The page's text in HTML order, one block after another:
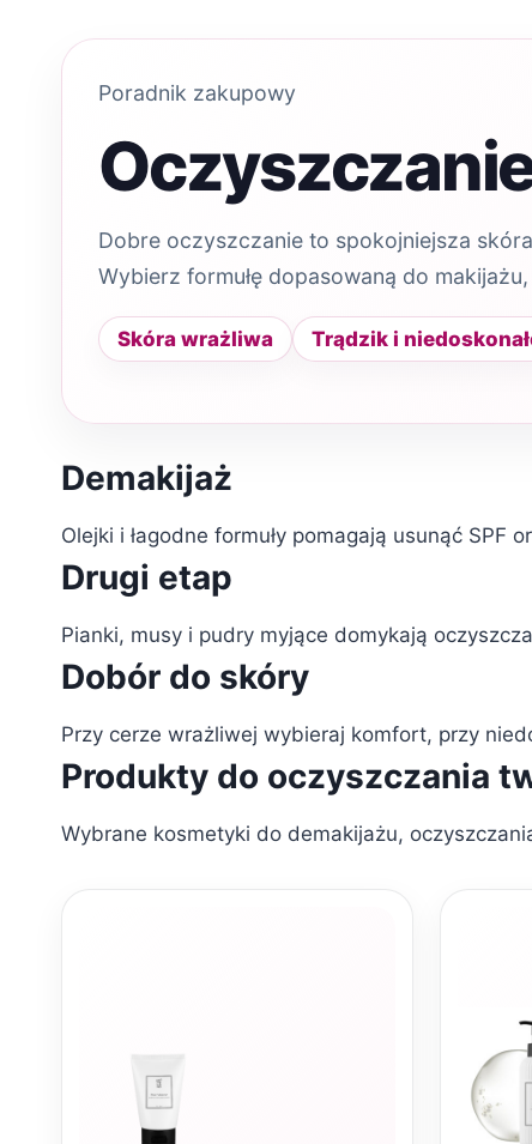
Poradnik zakupowy
Dobre oczyszczanie to spokojniejsza
Wybierz formułę dopasowaną do
Skóra wrażliwa Trądzik i
Demakijaż
Olejki i łagodne formuły pomagają usunąć SPF
Drugi etap
Pianki, musy i pudry myjące domykają
Dobór do skóry
Przy cerze wrażliwej wybieraj komfort, przy
Produkty do oczyszczania
Wybrane kosmetyki do demakijażu,